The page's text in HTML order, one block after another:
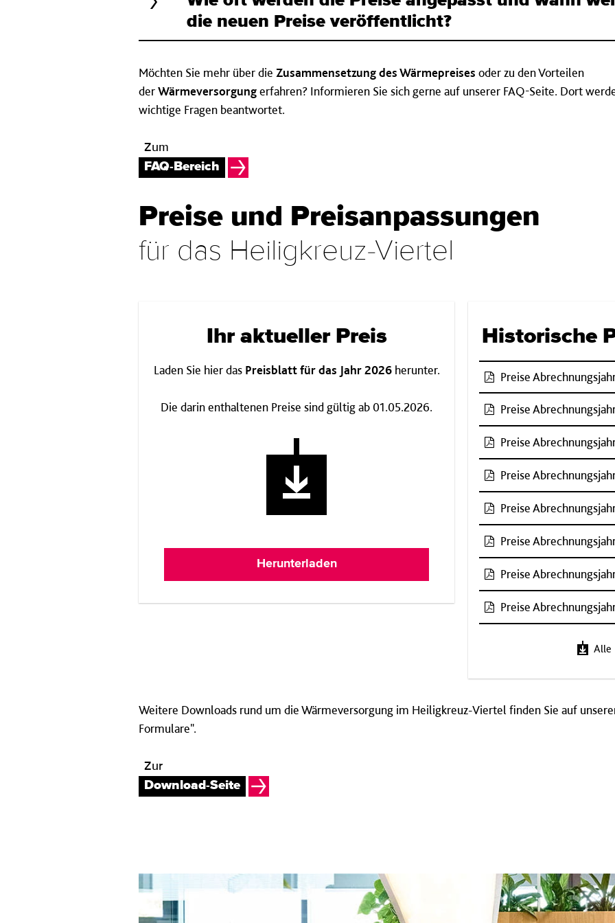
die neuen Preise veröffentlicht?
Möchten Sie mehr über die Zusammensetzung des Wärmepreises oder zu den Vorteilen
derWärmeversorgungerfahren? Informieren Sie sich gerne auf unserer FAQ-Seite. Dort
wichtige Fragen beantwortet.
Zum
FAQ-Bereich
Preise und Preisanpassungen
für das Heiligkreuz-Viertel
Ihr aktueller Preis
Laden Sie hier das Preisblatt für das Jahr 2026herunter.
Die darin enthaltenen Preise sind gültig ab 01.05.2026.
Herunterladen
Historische
Preise
Preise
Preise
Preise
Preise
Preise
Preise
Preise
Alle
Weitere Downloads rund um die Wärmeversorgung im Heiligkreuz-Viertel finden Sie auf
Formulare".
Zur
Download-Seite